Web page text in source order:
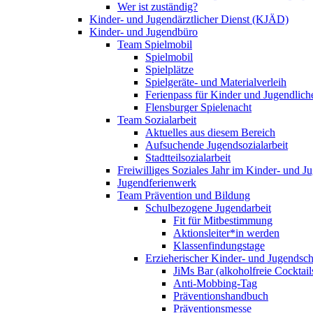
Wer ist zuständig?
Kinder- und Jugendärztlicher Dienst (KJÄD)
Kinder- und Jugendbüro
Team Spielmobil
Spielmobil
Spielplätze
Spielgeräte- und Materialverleih
Ferienpass für Kinder und
Flensburger Spielenacht
Team Sozialarbeit
Aktuelles aus diesem Bereich
Aufsuchende Jugendsozialarbeit
Stadtteilsozialarbeit
Freiwilliges Soziales Jahr im Kinder- und
Jugendferienwerk
Team Prävention und Bildung
Schulbezogene Jugendarbeit
Fit für Mitbestimmung
Aktionsleiter*in werden
Klassenfindungstage
Erzieherischer Kinder- und
JiMs Bar (alkoholfreie
Anti-Mobbing-Tag
Präventionshandbuch
Präventionsmesse